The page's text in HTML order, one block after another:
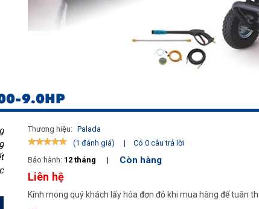
9.0HP
Thương hiệu: Palada
(1 đánh giá)
|
Có 0 câu trả lời
Bảo hành: 12 tháng | Còn hàng
Liên hệ
Kính mong quý khách lấy hóa đơn đỏ khi mua hàng để tuân